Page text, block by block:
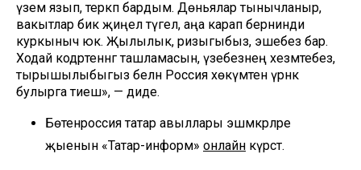
үземә язып, теркәп бардым. Дөньялар тынычланыр,
вакытлар бик җиңел түгел, аңа карап бернинди
куркыныч юк. Җылылык, ризыгыбыз, эшебез бар.
Ходай кодрәтеннәг ташламасын, үзебезнең хезмәтебез,
тырышылыбыгыз белән Россия хөкүмәтенә үрнәк
булырга тиеш», — диде.
Бөтенроссия татар авыллары эшмәкәрләре
җыенын «Татар-информ» онлайн күрсәтә.